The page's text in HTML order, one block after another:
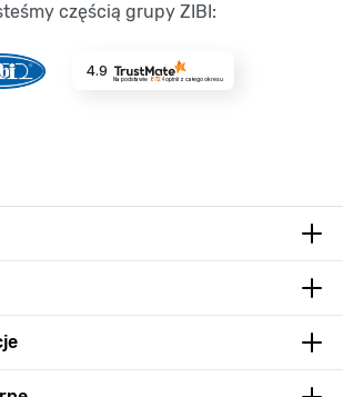
częścią grupy ZIBI:
4.9
Na podstawie 8724opinii z całego okresu